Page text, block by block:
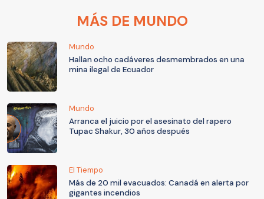
MÁS DE MUNDO
Mundo
Hallan ocho cadáveres desmembrados en una
mina ilegal de Ecuador
Mundo
Arranca el juicio por el asesinato del rapero
Tupac Shakur, 30 años después
El Tiempo
Más de 20 mil evacuados: Canadá en alerta por
gigantes incendios